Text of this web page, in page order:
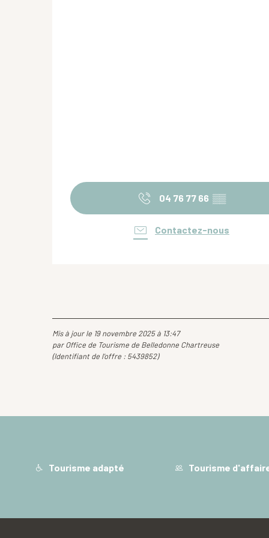
04 76 77 66 ▒▒
Contactez-nous
Mis à jour le 19 novembre 2025 à 13:47
par Office de Tourisme de Belledonne Chartreuse
(Identifiant de l'offre : 5439852)
Tourisme adapté Tourisme